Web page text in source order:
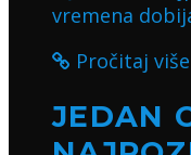
Pročitaj više
JEDAN